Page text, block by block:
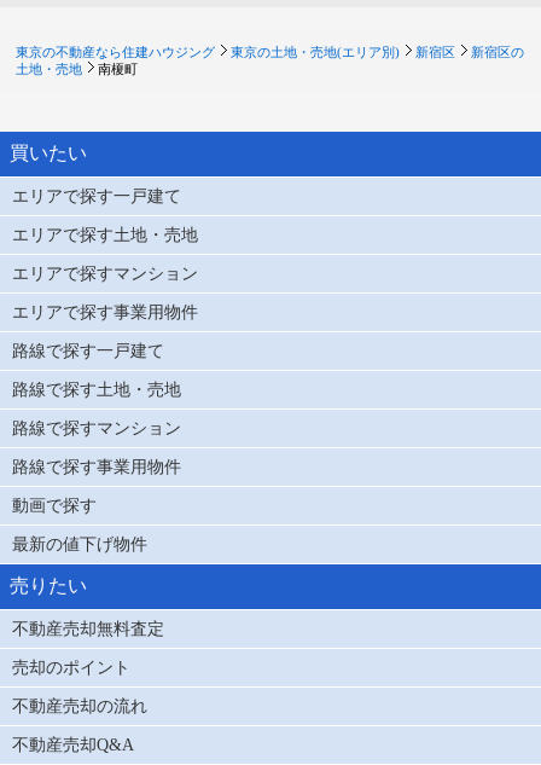
東京の不動産なら住建ハウジング 東京の土地・売地(エリア別) 新宿区
新宿区の
土地・売地
南榎町
買いたい
エリアで探す一戸建て
エリアで探す土地・売地
エリアで探すマンション
エリアで探す事業用物件
路線で探す一戸建て
路線で探す土地・売地
路線で探すマンション
路線で探す事業用物件
動画で探す
最新の値下げ物件
売りたい
不動産売却無料査定
売却のポイント
不動産売却の流れ
不動産売却Q&A